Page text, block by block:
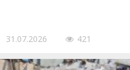
31.07.2026 421